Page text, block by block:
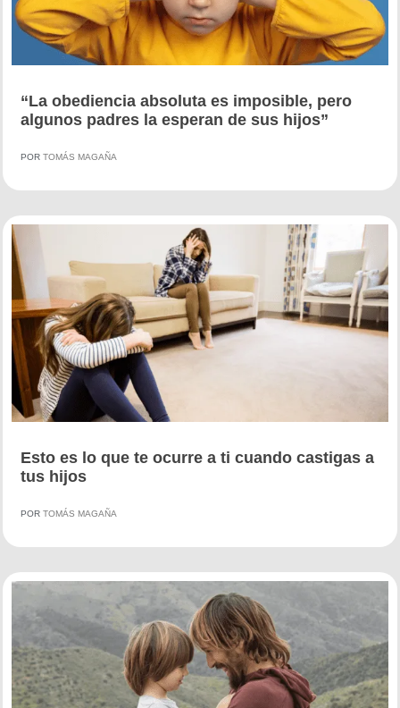
“La obediencia absoluta es imposible, pero
algunos padres la esperan de sus hijos”
POR TOMÁS MAGAÑA
Esto es lo que te ocurre a ti cuando castigas a
tus hijos
POR TOMÁS MAGAÑA